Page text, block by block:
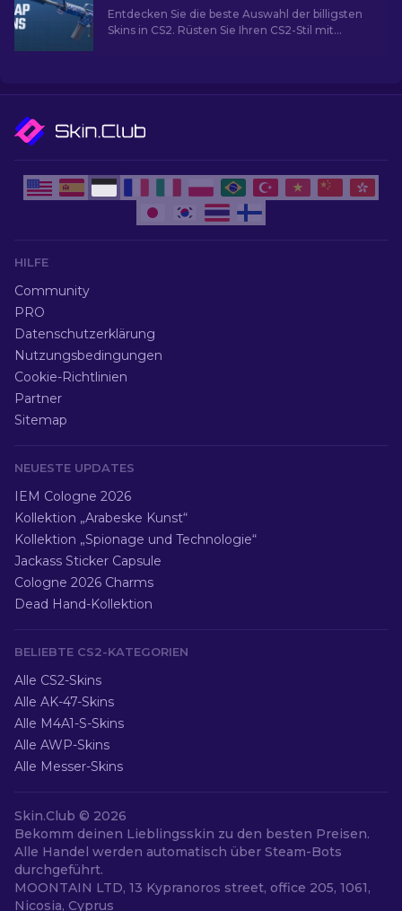
Entdecken Sie die beste Auswahl der billigsten
Skins in CS2. Rüsten Sie Ihren CS2-Stil mit
HILFE
Community
PRO
Datenschutzerklärung
Nutzungsbedingungen
Cookie-Richtlinien
Partner
Sitemap
NEUESTE UPDATES
IEM Cologne 2026
Kollektion „Arabeske Kunst“
Kollektion „Spionage und Technologie“
Jackass Sticker Capsule
Cologne 2026 Charms
Dead Hand-Kollektion
BELIEBTE CS2-KATEGORIEN
Alle CS2-Skins
Alle AK-47-Skins
Alle M4A1-S-Skins
Alle AWP-Skins
Alle Messer-Skins
Skin.Club © 2026
Bekomm deinen Lieblingsskin zu den besten Preisen.
Alle Handel werden automatisch über Steam-Bots
durchgeführt.
MOONTAIN LTD, 13 Kypranoros street, office 205, 1061,
Nicosia, Cyprus